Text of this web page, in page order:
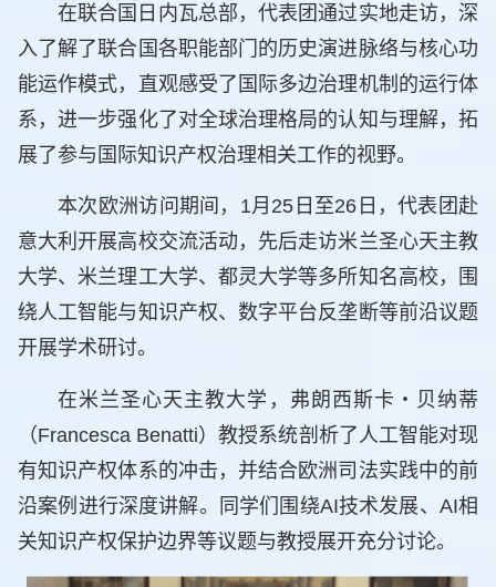
在联合国日内瓦总部，代表团通过实地走访，深
入了解了联合国各职能部门的历史演进脉络与核心功
能运作模式，直观感受了国际多边治理机制的运行体
系，进一步强化了对全球治理格局的认知与理解，拓
展了参与国际知识产权治理相关工作的视野。
本次欧洲访问期间，1月25日至26日，代表团赴
意大利开展高校交流活动，先后走访米兰圣心天主教
大学、米兰理工大学、都灵大学等多所知名高校，围
绕人工智能与知识产权、数字平台反垄断等前沿议题
开展学术研讨。
在米兰圣心天主教大学，弗朗西斯卡・贝纳蒂
（Francesca Benatti）教授系统剖析了人工智能对现
有知识产权体系的冲击，并结合欧洲司法实践中的前
沿案例进行深度讲解。同学们围绕AI技术发展、AI相
关知识产权保护边界等议题与教授展开充分讨论。